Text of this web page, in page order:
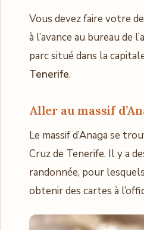
Vous devez faire votre
à l’avance au bureau de
parc situé dans la
Tenerife.
Aller au massif
Le massif d’Anaga se
Cruz de Tenerife. Il y a
randonnée, pour
obtenir des cartes à